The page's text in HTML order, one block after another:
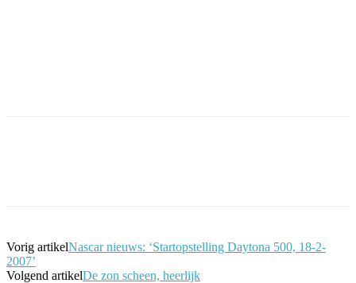
Vorig artikelNascar nieuws: ‘Startopstelling Daytona 500, 18-2-
2007’
Volgend artikelDe zon scheen, heerlijk